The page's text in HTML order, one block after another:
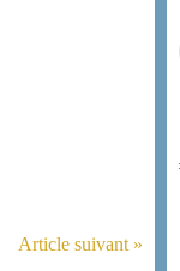
Article suivant »